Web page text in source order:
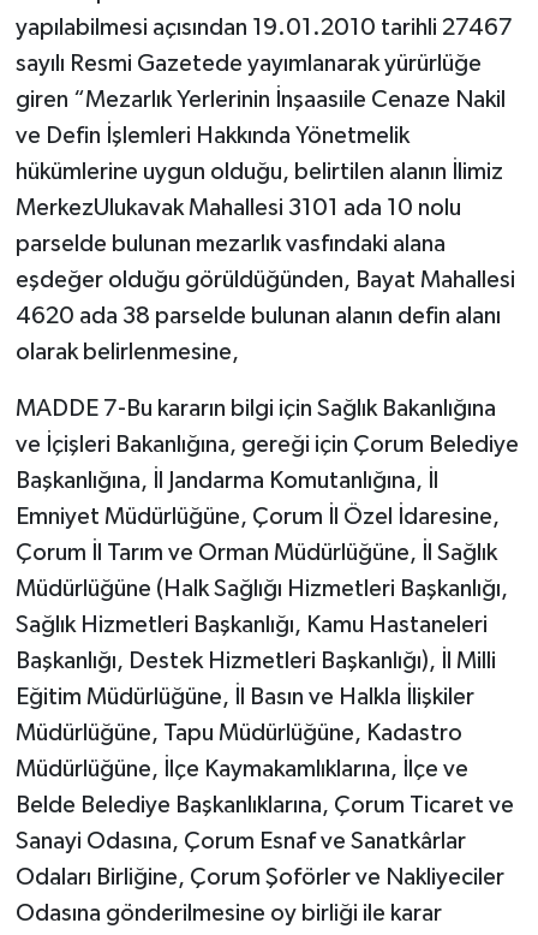
yapılabilmesi açısından 19.01.2010 tarihli 27467
sayılı Resmi Gazetede yayımlanarak yürürlüğe
giren “Mezarlık Yerlerinin İnşaasıile Cenaze Nakil
ve Defin İşlemleri Hakkında Yönetmelik
hükümlerine uygun olduğu, belirtilen alanın İlimiz
MerkezUlukavak Mahallesi 3101 ada 10 nolu
parselde bulunan mezarlık vasfındaki alana
eşdeğer olduğu görüldüğünden, Bayat Mahallesi
4620 ada 38 parselde bulunan alanın defin alanı
olarak belirlenmesine,
MADDE 7-Bu kararın bilgi için Sağlık Bakanlığına
ve İçişleri Bakanlığına, gereği için Çorum Belediye
Başkanlığına, İl Jandarma Komutanlığına, İl
Emniyet Müdürlüğüne, Çorum İl Özel İdaresine,
Çorum İl Tarım ve Orman Müdürlüğüne, İl Sağlık
Müdürlüğüne (Halk Sağlığı Hizmetleri Başkanlığı,
Sağlık Hizmetleri Başkanlığı, Kamu Hastaneleri
Başkanlığı, Destek Hizmetleri Başkanlığı), İl Milli
Eğitim Müdürlüğüne, İl Basın ve Halkla İlişkiler
Müdürlüğüne, Tapu Müdürlüğüne, Kadastro
Müdürlüğüne, İlçe Kaymakamlıklarına, İlçe ve
Belde Belediye Başkanlıklarına, Çorum Ticaret ve
Sanayi Odasına, Çorum Esnaf ve Sanatkârlar
Odaları Birliğine, Çorum Şoförler ve Nakliyeciler
Odasına gönderilmesine oy birliği ile karar